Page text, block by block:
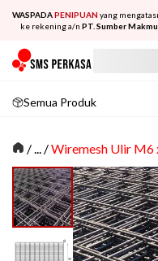
WASPADAPENIPUAN yang
ke rekening a/n PT. Sumber
Semua Produk
/... /Wiremesh Ulir M6